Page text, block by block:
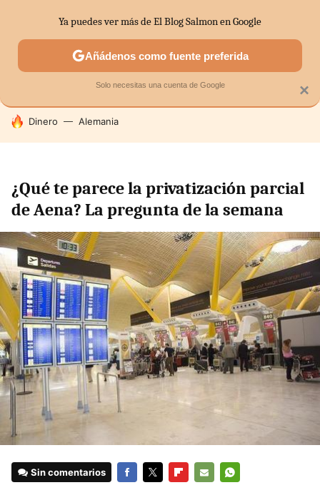
SECTORES ECONOMÍA DOMÉSTICA MERCADOS
HOY SE HABLA DE
Dinero Alemania
¿Qué te parece la privatización parcial
de Aena? La pregunta de la semana
Sin comentarios
×
Ya puedes ver más de El Blog Salmon en Google
Añádenos como fuente preferida
Solo necesitas una cuenta de Google